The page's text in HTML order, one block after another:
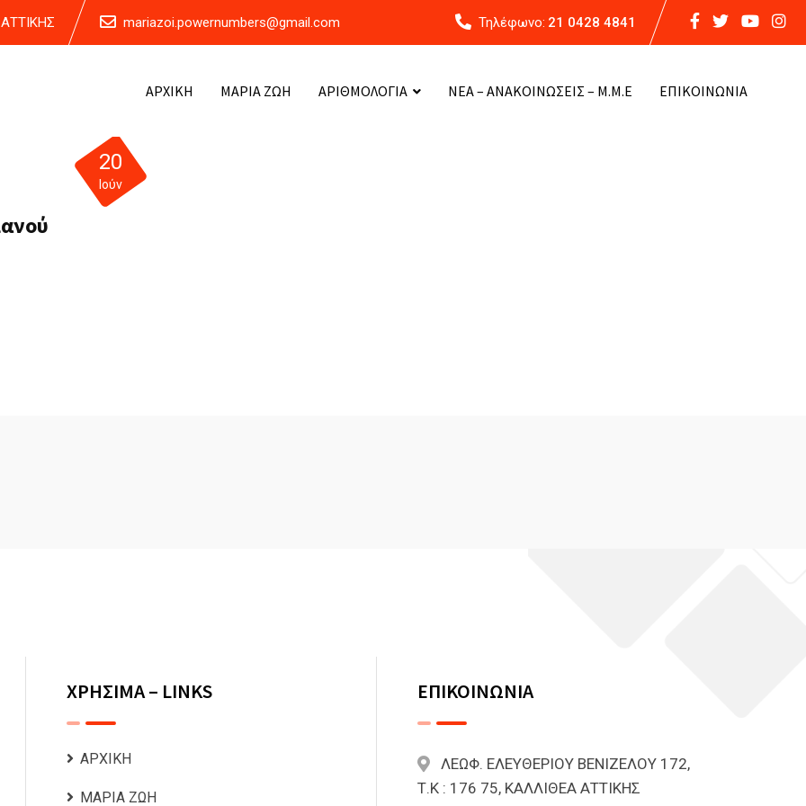
mariazoi.powernumbers@gmail.com Τηλέφωνο: 21 0428 4841
ΑΡΧΙΚΗ ΜΑΡΙΑ ΖΩΗ ΑΡΙΘΜΟΛΟΓΙΑ ΝΕΑ – ΑΝΑΚΟΙΝΩΣΕΙΣ – Μ.Μ.Ε ΕΠΙΚΟΙΝΩΝΙΑ
20
Ιούν
ΧΡΗΣΙΜΑ – LINKS
ΑΡΧΙΚΗ
ΜΑΡΙΑ ΖΩΗ
ΕΠΙΚΟΙΝΩΝΙΑ
ΛΕΩΦ. ΕΛΕΥΘΕΡΙΟΥ ΒΕΝΙΖΕΛΟΥ 172,
Τ.Κ : 176 75, ΚΑΛΛΙΘΕΑ ΑΤΤΙΚΗΣ